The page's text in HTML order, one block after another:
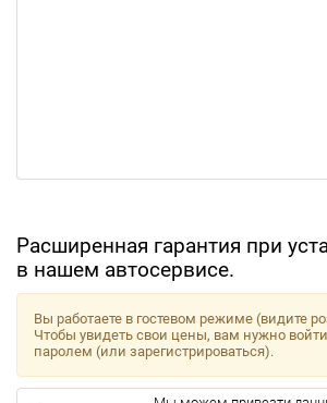
Расширенная гарантия при
в нашем автосервисе.
Вы работаете в гостевом режиме (видите
Чтобы увидеть свои цены, вам нужно
паролем (или зарегистрироваться).